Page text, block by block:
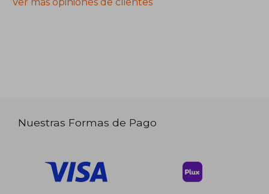
Nuestras Formas de Pago